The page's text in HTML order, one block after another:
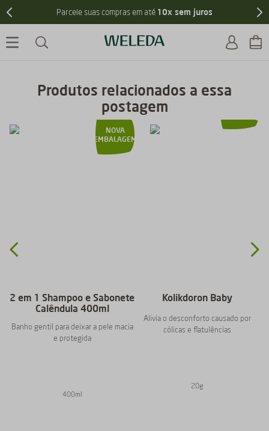
Frete grátisnas compras acima de R$299
Produtos relacionados a essa
postagem
NOVA
EMBALAGEM
2 em 1 Shampoo e Sabonete
Calêndula 400ml
Banho gentil para deixar a pele macia
e protegida
400ml
Kolikdoron Baby
Alivia o desconforto causado por
cólicas e flatulências
20g